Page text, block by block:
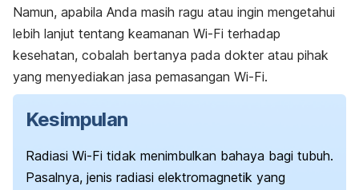
Namun, apabila Anda masih ragu atau ingin mengetahui
lebih lanjut tentang keamanan Wi-Fi terhadap
kesehatan, cobalah bertanya pada dokter atau pihak
yang menyediakan jasa pemasangan Wi-Fi.
Kesimpulan
Radiasi Wi-Fi tidak menimbulkan bahaya bagi tubuh.
Pasalnya, jenis radiasi elektromagnetik yang